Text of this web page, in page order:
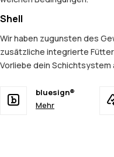
Shell
Wir haben zugunsten des
zusätzliche integrierte
Vorliebe dein Schichtsystem
bluesign®
Mehr